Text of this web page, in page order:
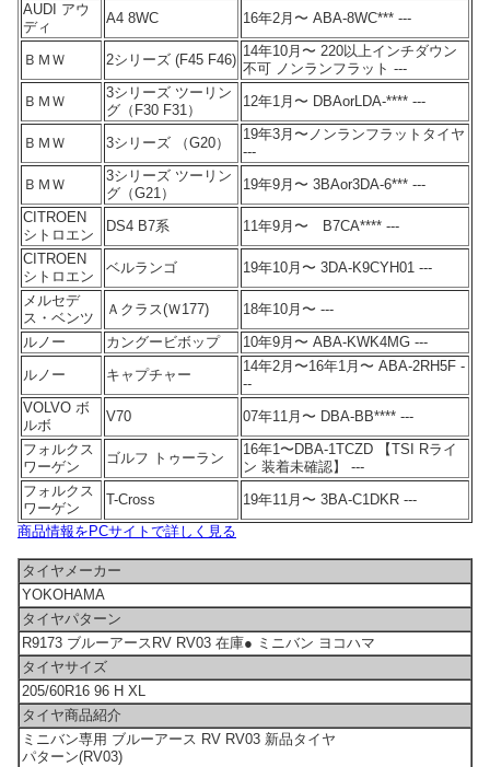
AUDI アウ
ディ
A4 8WC 16年2月〜 ABA-8WC*** ---
ＢＭＷ 2シリーズ (F45 F46)
14年10月〜 220以上インチダウン
不可 ノンランフラット ---
ＢＭＷ
3シリーズ ツーリン
グ（F30 F31）
12年1月〜 DBAorLDA-**** ---
ＢＭＷ 3シリーズ （G20）
19年3月〜ノンランフラットタイヤ
---
ＢＭＷ
3シリーズ ツーリン
グ（G21）
19年9月〜 3BAor3DA-6*** ---
CITROEN
シトロエン
DS4 B7系
11年9月〜 B7CA**** ---
CITROEN
シトロエン
ベルランゴ
19年10月〜 3DA-K9CYH01 ---
メルセデ
ス・ベンツ
Ａクラス(Ｗ177)
18年10月〜 ---
ルノー
カングービボップ
10年9月〜 ABA-KWK4MG ---
ルノー
キャプチャー
14年2月〜16年1月〜 ABA-2RH5F -
--
VOLVO ボ
ルボ
V70
07年11月〜 DBA-BB**** ---
フォルクス
ワーゲン
ゴルフ トゥーラン
16年1〜DBA-1TCZD 【TSI Rライ
ン 装着未確認】 ---
フォルクス
ワーゲン
T-Cross
19年11月〜 3BA-C1DKR ---
商品情報をPCサイトで詳しく見る
タイヤメーカー
YOKOHAMA
タイヤパターン
R9173 ブルーアースRV RV03 在庫● ミニバン ヨコハマ
タイヤサイズ
205/60R16 96 H XL
タイヤ商品紹介
ミニバン専用 ブルーアース RV RV03 新品タイヤ
パターン(RV03)